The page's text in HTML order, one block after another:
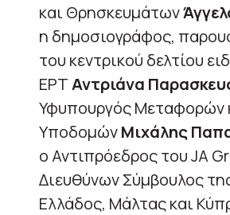
και Θρησκευμάτων
η δημοσιογράφος,
του κεντρικού δελτίου
ΕΡΤΑντριάνα
Υφυπουργός Μεταφορών
ΥποδομώνΜιχάλης
ο Αντιπρόεδρος του JA
Διευθύνων Σύμβουλος
Ελλάδος, Μάλτας και